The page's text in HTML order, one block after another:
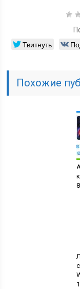
Твитнуть
Похожие